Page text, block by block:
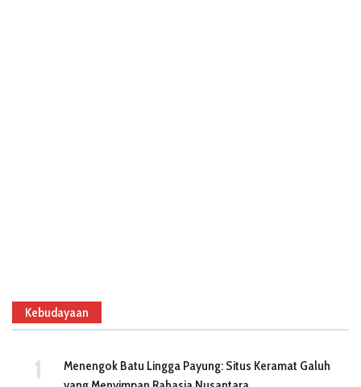
Kebudayaan
Menengok Batu Lingga Payung: Situs Keramat Galuh